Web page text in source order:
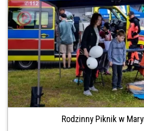
Rodzinny Piknik w